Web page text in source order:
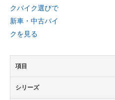
クバイク選びで
新車・中古バイ
クを見る
項目
シリーズ